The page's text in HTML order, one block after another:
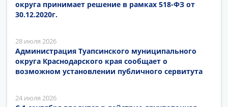
округа принимает решение в рамках 518-ФЗ от
30.12.2020г.
28 июля 2026
Администрация Туапсинского муниципального
округа Краснодарского края сообщает о
возможном установлении публичного сервитута
24 июля 2026